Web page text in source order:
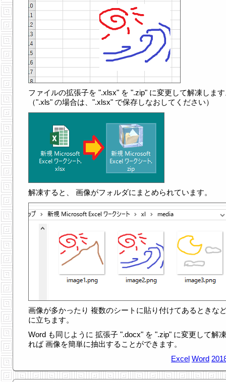
ファイルの拡張子を ".xlsx" を ".zip" に変更して解凍しま
（".xls" の場合は、".xlsx" で保存しなおしてください）
解凍すると、 画像がフォルダにまとめられています。
画像が多かったり 複数のシートに貼り付けてあるときな
に立ちます。
Word も同じように 拡張子 ".docx" を ".zip" に変更して解
れば 画像を簡単に抽出することができます。
Excel Word